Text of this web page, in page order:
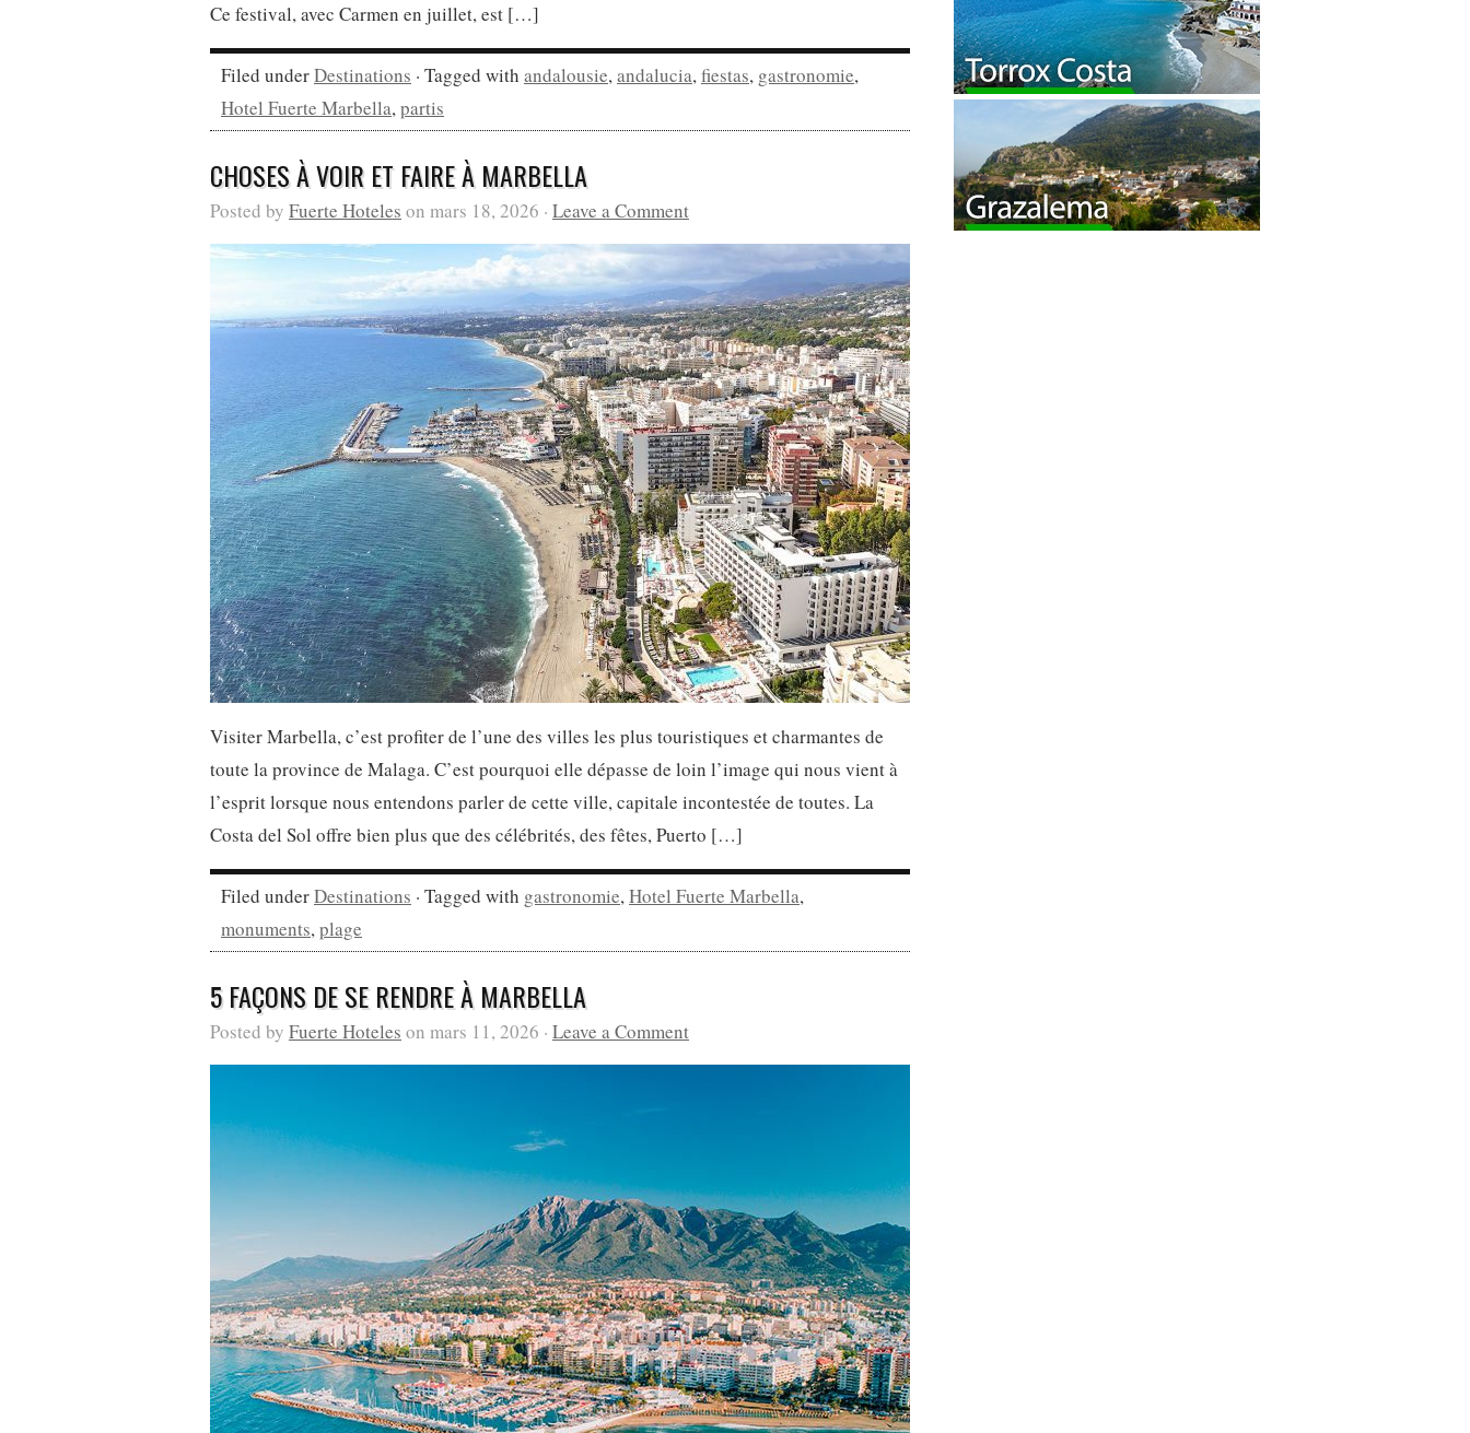
Ce festival, avec Carmen en juillet, est […]
Filed underDestinations · Tagged with andalousie,andalucia,fiestas, gastronomie,
Hotel Fuerte Marbella,partis
CHOSES À VOIR ET FAIRE À MARBELLA
Posted by Fuerte Hoteles on mars 18, 2026 · Leave a Comment
Visiter Marbella, c’est profiter de l’une des villes les plus touristiques et charmantes de
toute la province de Malaga. C’est pourquoi elle dépasse de loin l’image qui nous vient à
l’esprit lorsque nous entendons parler de cette ville, capitale incontestée de toutes. La
Costa del Sol offre bien plus que des célébrités, des fêtes, Puerto […]
Filed underDestinations · Tagged with gastronomie,Hotel Fuerte Marbella,
monuments,plage
5 FAÇONS DE SE RENDRE À MARBELLA
Posted by Fuerte Hoteles on mars 11, 2026 · Leave a Comment